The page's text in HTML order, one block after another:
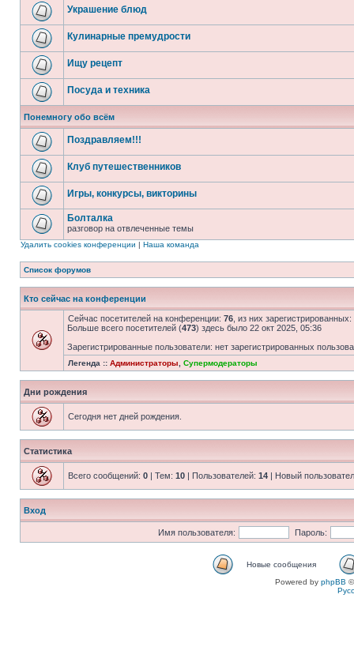
Украшение блюд
Кулинарные премудрости
Ищу рецепт
Посуда и техника
Понемногу обо всём
Поздравляем!!!
Клуб путешественников
Игры, конкурсы, викторины
Болталка
разговор на отвлеченные темы
Удалить cookies конференции | Наша команда
Список форумов
Кто сейчас на конференции
Сейчас посетителей на конференции: 76 , из них
Больше всего посетителей (473) здесь было 22 окт 2025, 05:36
Зарегистрированные пользователи: нет зарегистрированных
Легенда :: Администраторы Супермодераторы
Дни рождения
Сегодня нет дней рождения.
Статистика
Всего сообщений: 0 | Тем: 10 | Пользователей: 14 | Новый
Вход
Имя пользователя: Пароль:
Новые сообщения
Powered by phpBB